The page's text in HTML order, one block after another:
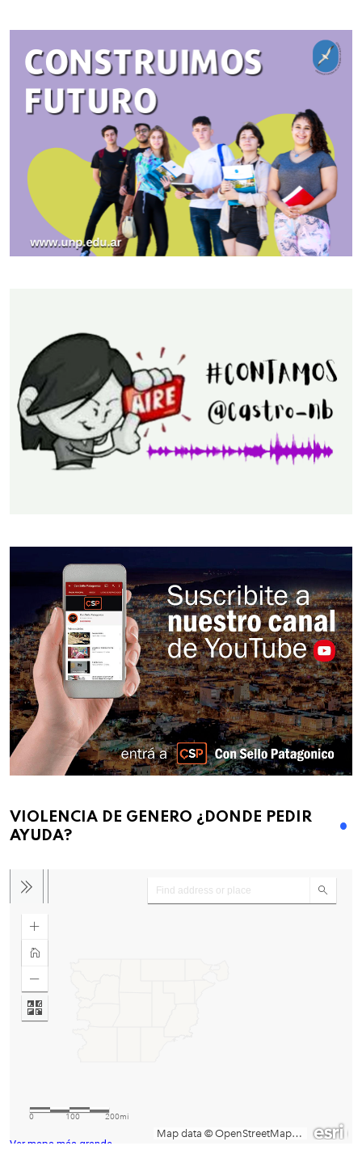
VIOLENCIA DE GENERO ¿DONDE PEDIR
AYUDA?
Ver mapa más grande